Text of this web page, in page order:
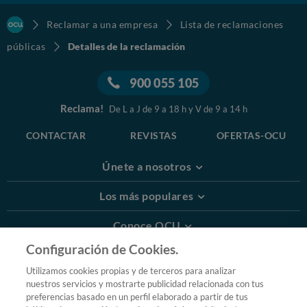
Reclamar a una empresa
Lista de reclamaciones
públicas
Detalles de la reclamación
900 055 105
Reclama! De L a J de 9 a 18 h y V de 9 a 14 h
CONTACTAR REVISTAS OFERTAS-OCU
Únete a nosotros
Los más populares
Conoce OCU
Más Información
© 2026 OCU
Condiciones generales de contratación de OCU
Configuración de Cookies.
Utilizamos cookies propias y de terceros para analizar
nuestros servicios y mostrarte publicidad relacionada con tus
preferencias basado en un perfil elaborado a partir de tus